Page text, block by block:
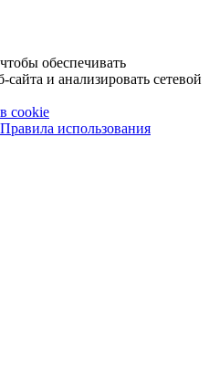
обеспечивать
и анализировать сетевой
cookie
Правила использования